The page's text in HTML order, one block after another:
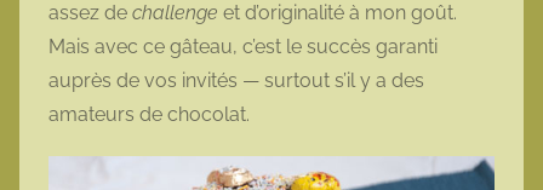
assez de challenge et d’originalité à mon goût.
Mais avec ce gâteau, c’est le succès garanti
auprès de vos invités — surtout s’il y a des
amateurs de chocolat.